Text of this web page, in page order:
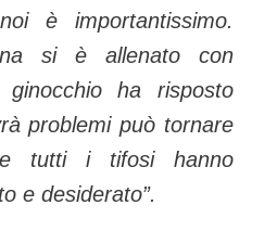
è importantissimo.
si è allenato con
ha risposto
problemi può tornare
tutti i tifosi hanno
e desiderato”.